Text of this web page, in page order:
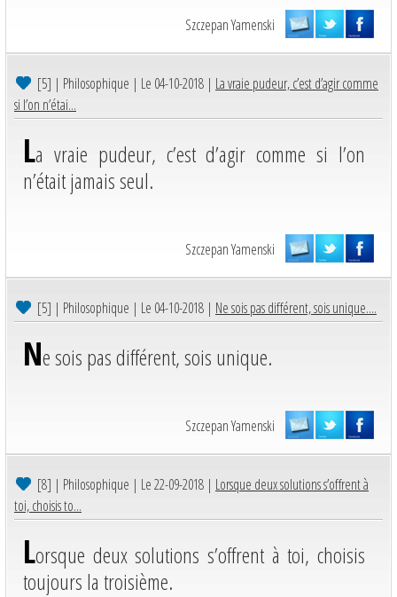
Szczepan Yamenski
[5] | Philosophique | Le 04-10-2018 | La vraie pudeur, c’est d’agir comme
si l’on n’étai...
La vraie pudeur, c’est d’agir comme si l’on
n’était jamais seul.
Szczepan Yamenski
[5] | Philosophique | Le 04-10-2018 | Ne sois pas différent, sois unique....
Ne sois pas différent, sois unique.
Szczepan Yamenski
[8] | Philosophique | Le 22-09-2018 | Lorsque deux solutions s’offrent à
toi, choisis to...
Lorsque deux solutions s’offrent à toi, choisis
toujours la troisième.